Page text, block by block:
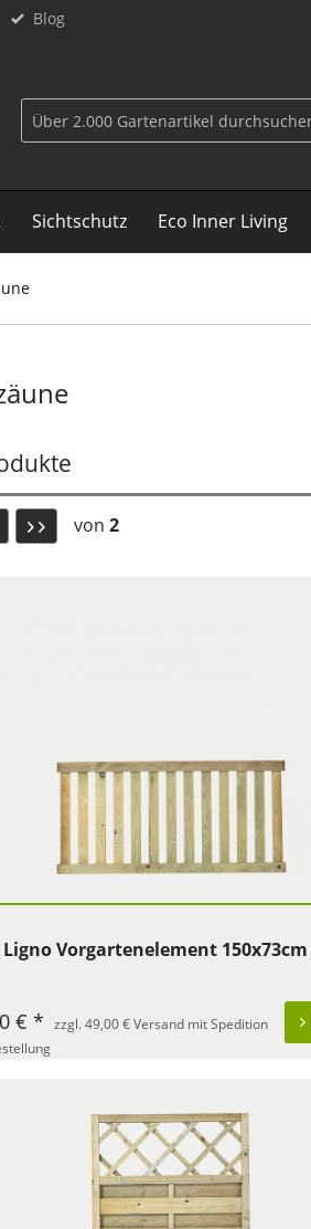
Blog
Sichtschutz Eco Inner Living
von 2
Ligno Vorgartenelement 150x73cm
€ *
zzgl. 49,00 € Versand mit Spedition